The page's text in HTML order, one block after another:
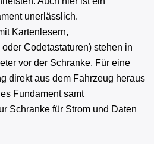
unerlässlich.
Kartenlesern,
Codetastaturen) stehen in
vor der Schranke. Für eine
direkt aus dem Fahrzeug heraus
Fundament samt
Schranke für Strom und Daten